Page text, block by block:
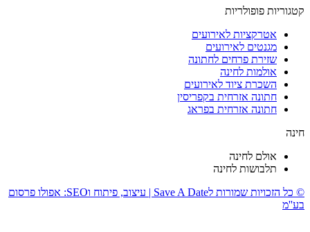
קטגוריות פופולריות
אטרקציות לאירועים
מגנטים לאירועים
שזירת פרחים לחתונה
אולמות לחינה
השכרת ציוד לאירועים
חתונה אזרחית בקפריסין
חתונה אזרחית בפראג
חינה
אולם לחינה
תלבושות לחינה
© כל הזכויות שמורות לSave A Date | עיצוב, פיתוח וSEO: אפולו פרסום
בע''מ